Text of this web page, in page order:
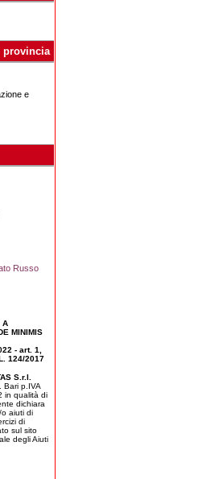
provincia
e
A
MINIMIS
- art. 1,
124/2017
S.r.l.
Bari p.IVA
in qualità di
dichiara
o aiuti di
di
sul sito
degli Aiuti